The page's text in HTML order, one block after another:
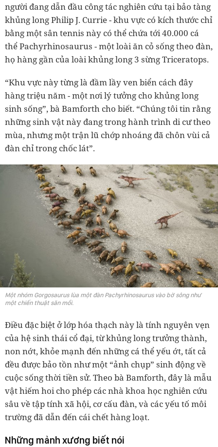
người đang dẫn đầu công tác nghiên cứu tại bảo tàng
khủng long Philip J. Currie - khu vực có kích thước chỉ
bằng một sân tennis này có thể chứa tới 40.000 cá
thể Pachyrhinosaurus - một loài ăn cỏ sống theo đàn,
họ hàng gần của loài khủng long 3 sừng Triceratops.
“Khu vực này từng là đầm lầy ven biển cách đây
hàng triệu năm - một nơi lý tưởng cho khủng long
sinh sống”, bà Bamforth cho biết. “Chúng tôi tin rằng
những sinh vật này đang trong hành trình di cư theo
mùa, nhưng một trận lũ chớp nhoáng đã chôn vùi cả
đàn chỉ trong chốc lát”.
Một nhóm Gorgosaurus lùa một đàn Pachyrhinosaurus vào bờ sông như
một chiến thuật săn mồi.
Điều đặc biệt ở lớp hóa thạch này là tính nguyên vẹn
của hệ sinh thái cổ đại, từ khủng long trưởng thành,
non nớt, khỏe mạnh đến những cá thể yếu ớt, tất cả
đều được bảo tồn như một “ảnh chụp” sinh động về
cuộc sống thời tiền sử. Theo bà Bamforth, đây là mẫu
vật hiếm hoi cho phép các nhà khoa học nghiên cứu
sâu về tập tính xã hội, cơ cấu đàn, và các yếu tố môi
trường đã dẫn đến cái chết hàng loạt.
Những mảnh xương biết nói